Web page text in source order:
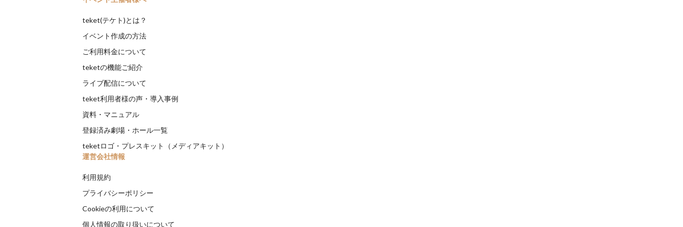
teket(テケト)とは？
イベント作成の方法
ご利用料金について
teketの機能ご紹介
ライブ配信について
teket利用者様の声・導入事例
資料・マニュアル
登録済み劇場・ホール一覧
teketロゴ・プレスキット（メディアキット）
運営会社情報
利用規約
プライバシーポリシー
Cookieの利用について
個人情報の取り扱いについて